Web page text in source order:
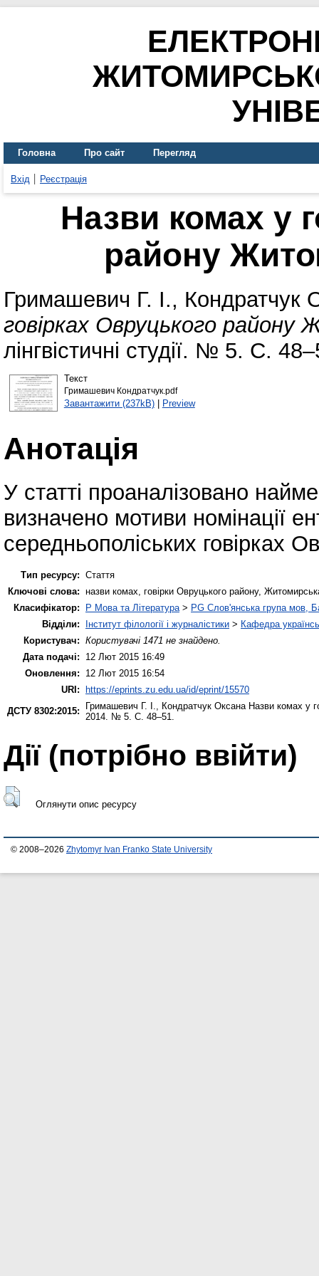
Головна Про сайт Перегляд
Вхід Реєстрація
Назви комах у
району
Гримашевич Г. І., Кондратчук
говірках Овруцького району
лінгвістичні студії. № 5. С.
Текст
Гримашевич Кондратчук.pdf
Завантажити (237kB)| Preview
Анотація
У статті проаналізовано
визначено мотиви номінації
середньополіських говірках
Тип ресурсу: Стаття
Ключові слова: назви комах, говірки Овруцького району,
Класифікатор:
P Мова та Література > PG Слов'янська група мов,
Відділи:
Інститут філології і журналістики > Кафедра
Користувач: Користувачі 1471 не знайдено.
Дата подачі:
12 Лют 2015 16:49
Оновлення:
12 Лют 2015 16:54
URI: https://eprints.zu.edu.ua/id/eprint/15570
ДСТУ 8302:2015:
Гримашевич Г. І. Кондратчук Оксана Назви комах у
2014. № 5. С. 48–51.
Дії ​​(потрібно ввійти)
Оглянути опис ресурсу
© 2008–2026 Zhytomyr Ivan Franko State University